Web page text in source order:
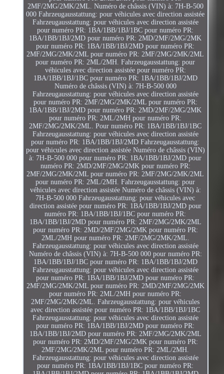
2MF/2MG/2MK/2ML. Numéro de châssis (VIN) à: 7H-B-500
000 Fahrzeugausstattung: pour véhicules avec direction assistée
Fahrzeugausstattung: pour véhicules avec direction assistée
pour numéro PR: 1BA/1BB/1BJ/1BC pour numéro PR:
1BA/1BB/1BJ/2MD pour numéro PR: 2MD/2MF/2MG/2MK
pour numéro PR: 1BA/1BB/1BJ/2MD pour numéro PR:
2MF/2MG/2MK/2ML pour numéro PR: 2MF/2MG/2MK/2ML
pour numéro PR: 2ML/2MH. Fahrzeugausstattung: pour
véhicules avec direction assistée pour numéro PR:
1BA/1BB/1BJ/1BC pour numéro PR: 1BA/1BB/1BJ/2MD
Numéro de châssis (VIN) à: 7H-B-500 000
Fahrzeugausstattung: pour véhicules avec direction assistée
pour numéro PR: 2MF/2MG/2MK/2ML pour numéro PR:
1BA/1BB/1BJ/2MD pour numéro PR: 2MD/2MF/2MG/2MK
pour numéro PR: 2ML/2MH pour numéro PR:
2MF/2MG/2MK/2ML. Pour numéro PR: 1BA/1BB/1BJ/1BC
Fahrzeugausstattung: pour véhicules avec direction assistée
pour numéro PR: 1BA/1BB/1BJ/2MD Fahrzeugausstattung:
pour véhicules avec direction assistée Numéro de châssis (VIN)
à: 7H-B-500 000 pour numéro PR: 1BA/1BB/1BJ/2MD pour
numéro PR: 2MD/2MF/2MG/2MK pour numéro PR:
2MF/2MG/2MK/2ML pour numéro PR: 2MF/2MG/2MK/2ML
pour numéro PR: 2ML/2MH. Fahrzeugausstattung: pour
véhicules avec direction assistée Numéro de châssis (VIN) à:
7H-B-500 000 Fahrzeugausstattung: pour véhicules avec
direction assistée pour numéro PR: 1BA/1BB/1BJ/2MD pour
numéro PR: 1BA/1BB/1BJ/1BC pour numéro PR:
1BA/1BB/1BJ/2MD pour numéro PR: 2MF/2MG/2MK/2ML
pour numéro PR: 2MD/2MF/2MG/2MK pour numéro PR:
2ML/2MH pour numéro PR: 2MF/2MG/2MK/2ML.
Fahrzeugausstattung: pour véhicules avec direction assistée
Numéro de châssis (VIN) à: 7H-B-500 000 pour numéro PR:
1BA/1BB/1BJ/1BC pour numéro PR: 1BA/1BB/1BJ/2MD
Fahrzeugausstattung: pour véhicules avec direction assistée
pour numéro PR: 1BA/1BB/1BJ/2MD pour numéro PR:
2MF/2MG/2MK/2ML pour numéro PR: 2MD/2MF/2MG/2MK
pour numéro PR: 2ML/2MH pour numéro PR:
2MF/2MG/2MK/2ML. Fahrzeugausstattung: pour véhicules
avec direction assistée pour numéro PR: 1BA/1BB/1BJ/1BC
Fahrzeugausstattung: pour véhicules avec direction assistée
pour numéro PR: 1BA/1BB/1BJ/2MD pour numéro PR:
1BA/1BB/1BJ/2MD pour numéro PR: 2MF/2MG/2MK/2ML
pour numéro PR: 2MD/2MF/2MG/2MK pour numéro PR:
2MF/2MG/2MK/2ML pour numéro PR: 2ML/2MH.
Fahrzeugausstattung: pour véhicules avec direction assistée
pour numéro PR: 1BA/1BB/1BJ/1BC pour numéro PR: